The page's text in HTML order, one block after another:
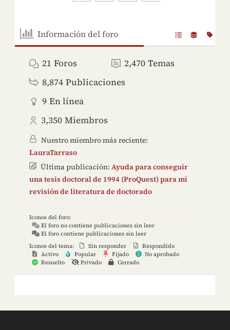
Información del foro
21 Foros 2,470 Temas
8,874 Publicaciones
9 En línea
3,350 Miembros
Nuestro miembro más reciente:
LauraTarraso
Última publicación: Ayuda para conseguir
una tesis doctoral de 1994 (ProQuest) para mi
revisión de literatura de doctorado
Iconos del foro:
El foro no contiene publicaciones sin leer
El foro contiene publicaciones sin leer
Iconos del tema:
Sin responder
Respondido
Activo
Popular Fijado
No aprobado
Resuelto
Privado Cerrado